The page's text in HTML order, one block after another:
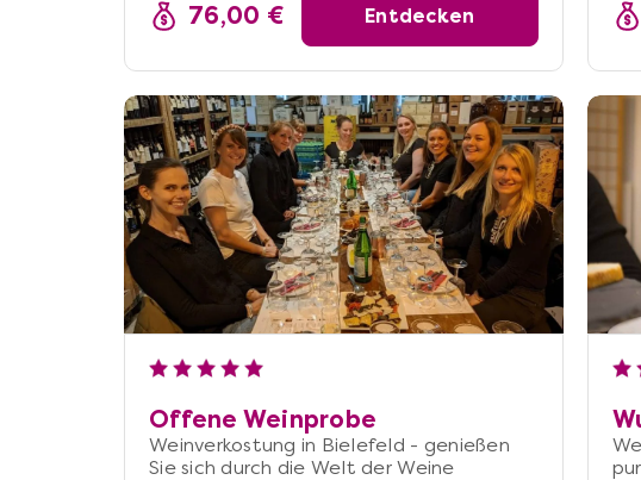
76,00 € Entdecken
Offene Weinprobe
Weinverkostung in Bielefeld - genießen
Sie sich durch die Welt der Weine
pur